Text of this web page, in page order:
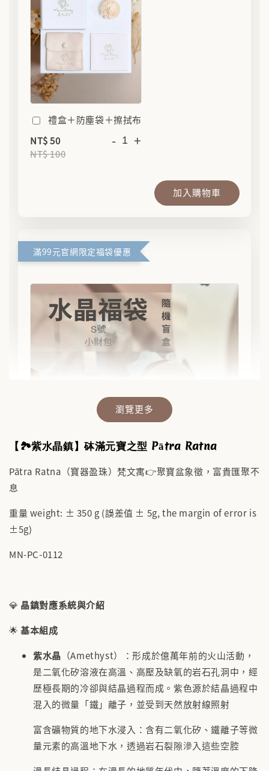
禮盒＋防塵袋＋擦拭布
NT$ 50
NT$ 100
- +
加入購物車
滿99元官網限定福袋優惠
✨【水晶福袋】🔮 搶來的福袋沒中獎？水晶福
袋幫你翻盤💎能量UP💎
NT$ 488
瀏覽更多
【🏞️紫水晶鎮】砵滿元寶之型 Pātra Ratna
Pātra Ratna（寶器盈珠）梵文寓👉聚寶盆象徵，富貴匯聚不
息
重量 weight: ± 350 g (誤差值 ± 5g, the margin of error is
±5g)
MN-PC-0112
💎 晶鎮對應系統與介紹
🌟基本組成
紫水晶 （Amethyst）：形成於億萬年前的火山活動，
是二氧化矽溶液在高溫、高壓及缺氧的岩石孔洞中，經
歷極長期的冷卻與結晶過程而成。紫色源於結晶過程中
混入的微量「鐵」離子，並受到天然放射線照射
富含礦物質的地下水浸入：含有二氧化矽、鐵離子等微
量元素的高溫地下水，透過岩石裂隙滲入這些空腔